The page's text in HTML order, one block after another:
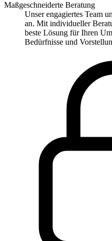
Maßgeschneiderte Beratung
Unser engagiertes Team
an. Mit individueller
beste Lösung für Ihren
Bedürfnisse und